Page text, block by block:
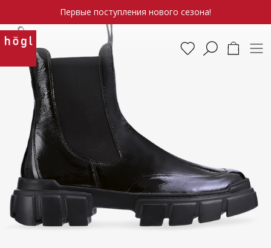
Первые поступления нового сезона!